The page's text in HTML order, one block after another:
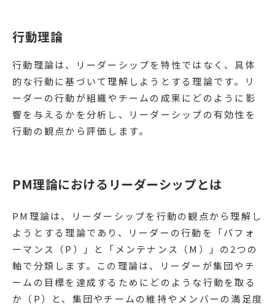
行動理論
行動理論は、リーダーシップを特性ではなく、具体
的な行動に基づいて理解しようとする理論です。リ
ーダーの行動が組織やチームの成果にどのように影
響を与えるかを分析し、リーダーシップの有効性を
行動の観点から評価します。
PM理論におけるリーダーシップとは
PM理論は、リーダーシップを行動の観点から理解し
ようとする理論であり、リーダーの行動を「パフォ
ーマンス（P）」と「メンテナンス（M）」の2つの
軸で分類します。この理論は、リーダーが集団やチ
ームの目標を達成するためにどのような行動を取る
か（P）と、集団やチームの維持やメンバーの満足度